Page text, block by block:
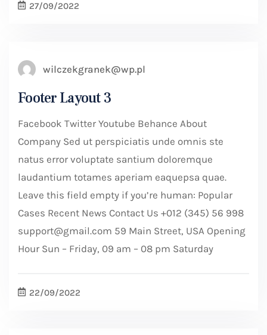
27/09/2022
wilczekgranek@wp.pl
Footer Layout 3
Facebook Twitter Youtube Behance About
Company Sed ut perspiciatis unde omnis ste
natus error voluptate santium doloremque
laudantium totames aperiam eaquepsa quae.
Leave this field empty if you’re human: Popular
Cases Recent News Contact Us +012 (345) 56 998
support@gmail.com 59 Main Street, USA Opening
Hour Sun – Friday, 09 am – 08 pm Saturday
22/09/2022